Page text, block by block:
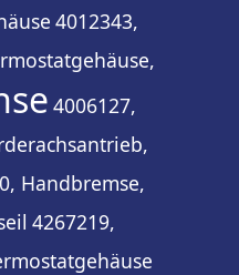
4012343,
4006127,
Handbremse,
4267219,